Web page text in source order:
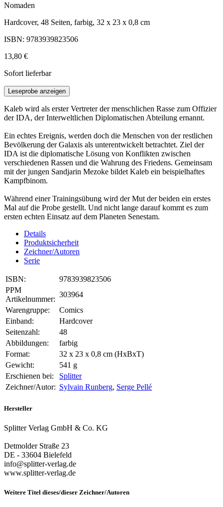
Nomaden
Hardcover, 48 Seiten, farbig, 32 x 23 x 0,8 cm
ISBN: 9783939823506
13,80 €
Sofort lieferbar
Leseprobe anzeigen
Kaleb wird als erster Vertreter der menschlichen Rasse zum Offizier
der IDA, der Interweltlichen Diplomatischen Abteilung ernannt.
Ein echtes Ereignis, werden doch die Menschen von der restlichen
Bevölkerung der Galaxis als unterentwickelt betrachtet. Ziel der
IDA ist die diplomatische Lösung von Konflikten zwischen
verschiedenen Rassen und die Wahrung des Friedens. Gemeinsam
mit der jungen Sandjarin Mezoke bildet Kaleb ein beispielhaftes
Kampfbinom.
Während einer Trainingsübung wird der Mut der beiden ein erstes
Mal auf die Probe gestellt. Und nicht lange darauf kommt es zum
ersten echten Einsatz auf dem Planeten Senestam.
Details
Produktsicherheit
Zeichner/Autoren
Serie
ISBN:
9783939823506
PPM
Artikelnummer:
303964
Warengruppe:
Comics
Einband:
Hardcover
Seitenzahl:
48
Abbildungen:
farbig
Format:
32 x 23 x 0,8 cm (HxBxT)
Gewicht:
541 g
Erschienen bei:
Splitter
Zeichner/Autor: Sylvain Runberg, Serge Pellé
Hersteller
Splitter Verlag GmbH & Co. KG
Detmolder Straße 23
DE - 33604 Bielefeld
info@splitter-verlag.de
www.splitter-verlag.de
Weitere Titel dieses/dieser Zeichner/Autoren